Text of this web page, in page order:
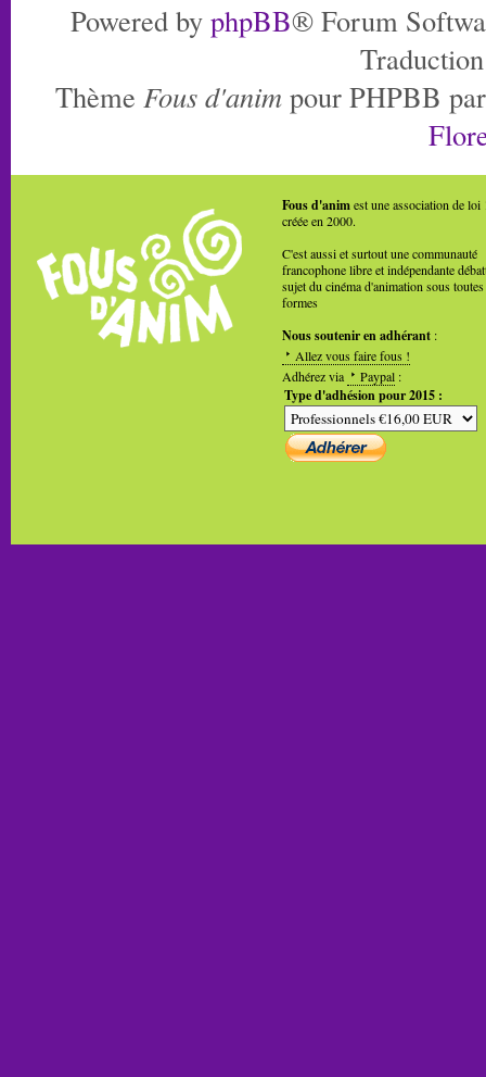
Powered by phpBB® Forum
Thème Fous d'anim pour PHPBB
Fous d'animest une association de loi
créée en 2000.
C'est aussi et surtout une communauté
francophone libre et indépendante
sujet du cinéma d'animation sous toutes
formes
Nous soutenir en adhérant :
Allez vous faire fous !
Adhérez via
Paypal :
Type d'adhésion pour 2015 :